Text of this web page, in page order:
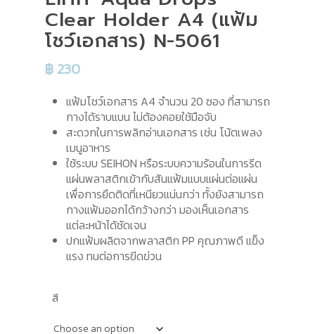
Clear Holder A4 (แฟ้ม
โชว์เอกสาร) N-5061
฿ 230
แฟ้มโชว์เอกสาร A4 จำนวน 20 ซอง ที่สามารถ
กางได้ราบแบน ไม่ต้องคอยใช้มือจับ
สะดวกในการพลิกอ่านเอกสาร เช่น โน้ตเพลง
เมนูอาหาร
ใช้ระบบ SEIHON หรือระบบความร้อนในการรีด
แผ่นพลาสติกเข้ากับสันแฟ้มแบบแผ่นต่อแผ่น
เพื่อการยึดติดที่เหนียวแน่นกว่า ทั้งยังสามารถ
กางแฟ้มออกได้กว้างกว่า มองเห็นเอกสาร
แต่ละหน้าได้ชัดเจน
ปกแฟ้มผลิตจากพลาสติก PP คุณภาพดี แข็ง
แรง ทนต่อการขีดข่วน
สี